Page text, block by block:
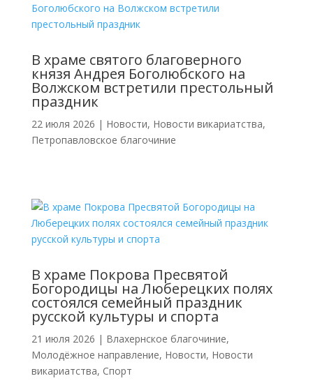
В храме святого благоверного
князя Андрея Боголюбского на
Волжском встретили престольный
праздник
22 июля 2026 | Новости, Новости викариатства,
Петропавловское благочиние
В храме Покрова Пресвятой
Богородицы на Люберецких полях
состоялся семейный праздник
русской культуры и спорта
21 июля 2026 | Влахернское благочиние,
Молодёжное направление, Новости, Новости
викариатства, Спорт